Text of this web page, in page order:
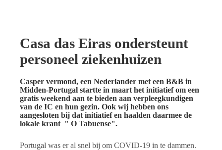
Casa das Eiras ondersteunt
personeel ziekenhuizen
Casper vermond, een Nederlander met een B&B in
Midden-Portugal startte in maart het initiatief om een
gratis weekend aan te bieden aan verpleegkundigen
van de IC en hun gezin. Ook wij hebben ons
aangesloten bij dat initiatief en haalden daarmee de
lokale krant " O Tabuense".
Portugal was er al snel bij om COVID-19 in te dammen.